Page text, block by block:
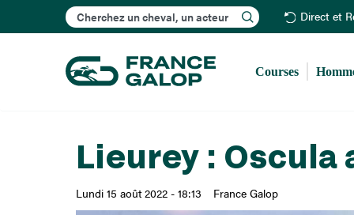
Rechercher Direct et
Courses
Lieurey :
Lundi 15 août 2022 - 18:13 France Galop